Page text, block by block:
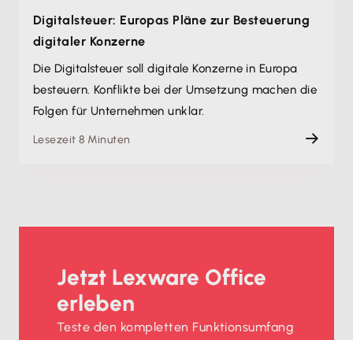
Digitalsteuer: Europas Pläne zur Besteuerung
digitaler Konzerne
Die Digitalsteuer soll digitale Konzerne in Europa
besteuern. Konflikte bei der Umsetzung machen die
Folgen für Unternehmen unklar.
Lesezeit 8 Minuten
Jetzt Lexware Office
erleben
Teste den kompletten Funktionsumfang